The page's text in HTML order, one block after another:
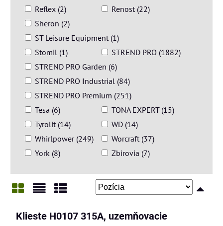
Reflex (2)
Renost (22)
Sheron (2)
ST Leisure Equipment (1)
Stomil (1)
STREND PRO (1882)
STREND PRO Garden (6)
STREND PRO Industrial (84)
STREND PRO Premium (251)
Tesa (6)
TONA EXPERT (15)
Tyrolit (14)
WD (14)
Whirlpower (249)
Worcraft (37)
York (8)
Zbirovia (7)
Klieste H0107 315A, uzemňovacie